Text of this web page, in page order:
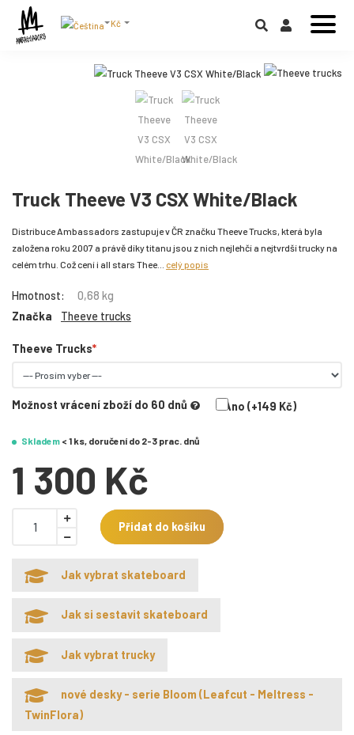
Kč
Truck Theeve V3 CSX White/Black
Distribuce Ambassadors zastupuje v ČR značku Theeve Trucks, která byla
založena roku 2007 a právě díky titanu jsou z nich nejlehčí a nejtvrdší trucky na
celém trhu. Což cení i all stars Thee... celý popis
Hmotnost:
0,68 kg
Značka
Theeve trucks
Theeve Trucks
Možnost vrácení zboží do 60 dnů Ano (+149 Kč)
Skladem < 1 ks, doručení do 2-3 prac. dnů
1 300 Kč
Přidat do košíku
Jak vybrat skateboard
Jak si sestavit skateboard
Jak vybrat trucky
nové desky - serie Bloom (Leafcut - Meltress -
TwinFlora)